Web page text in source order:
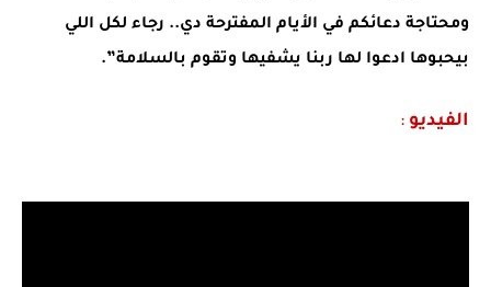
ومحتاجة دعائكم في الأيام المفترحة دي.. رجاء لكل اللي
بيحبوها ادعوا لها ربنا يشفيها وتقوم بالسلامة”.
الفيديو :